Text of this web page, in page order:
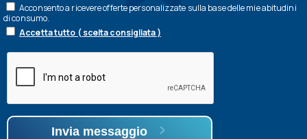
Acconsento a ricevere offerte personalizzate sulla base delle mie abitudini
di consumo.
Accetta tutto ( scelta consigliata )
Invia messaggio